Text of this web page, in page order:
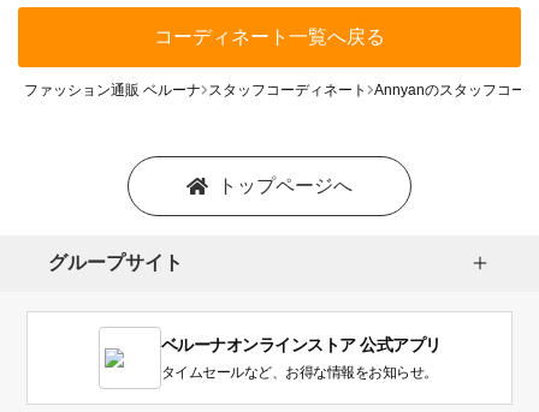
コーディネート一覧へ戻る
ファッション通販 ベルーナ スタッフコーディネート Annyanのスタッフコー
トップページへ
グループサイト
ベルーナオンラインストア 公式アプリ
タイムセールなど、お得な情報をお知らせ。